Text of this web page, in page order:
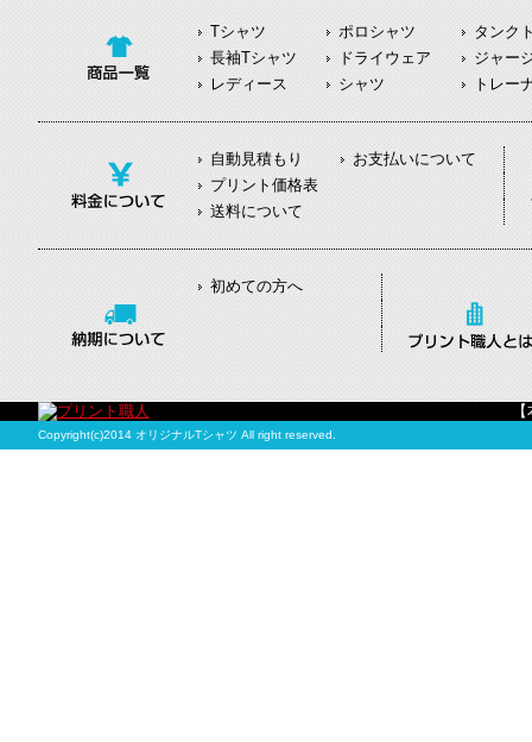
Tシャツ ポロシャツ
タンク
長袖Tシャツ
ドライウェア
ジャー
レディース
シャツ トレー
自動見積もり
お支払いについて
プリント価格表
送料について
初めての方へ
Copyright(c)2014 オリジナルTシャツ All right reserved.